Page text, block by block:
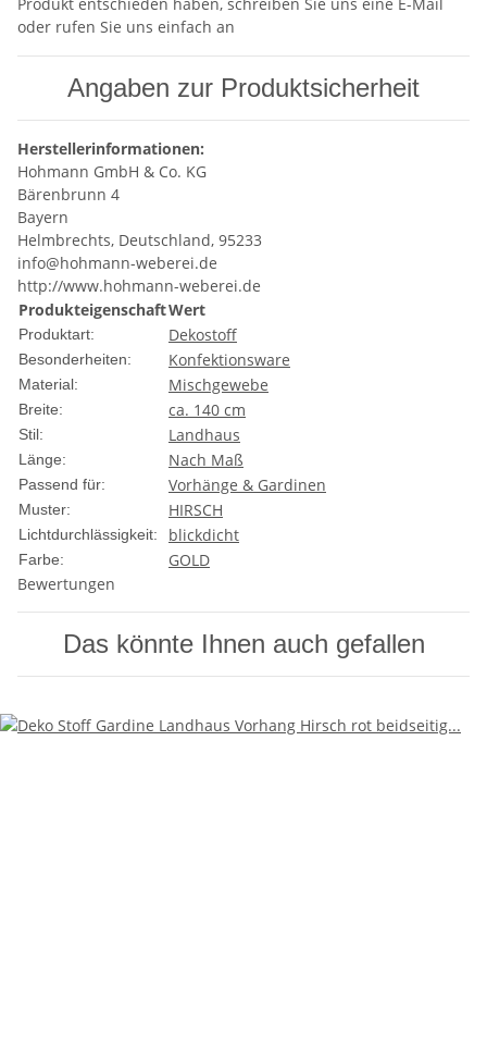
oder rufen Sie uns einfach an
Angaben zur Produktsicherheit
Herstellerinformationen:
Hohmann GmbH & Co. KG
Bärenbrunn 4
Bayern
Helmbrechts, Deutschland, 95233
info@hohmann-weberei.de
http://www.hohmann-weberei.de
ProdukteigenschaftWert
Produktart: Dekostoff
Besonderheiten: Konfektionsware
Material: Mischgewebe
Breite: ca. 140 cm
Stil: Landhaus
Länge: Nach Maß
Passend für: Vorhänge & Gardinen
Muster: HIRSCH
Lichtdurchlässigkeit: blickdicht
Farbe:
GOLD
Bewertungen
Das könnte Ihnen auch gefallen